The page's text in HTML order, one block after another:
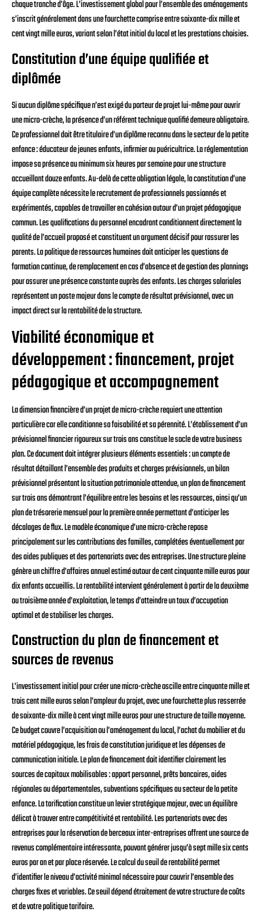
chaque tranche d’âge. L’investissement global pour l’ensemble des aménagements
s’inscrit généralement dans une fourchette comprise entre soixante-dix mille et
cent vingt mille euros, variant selon l’état initial du local et les prestations choisies.
Constitution d’une équipe qualifiée et
diplômée
Si aucun diplôme spécifique n’est exigé du porteur de projet lui-même pour ouvrir
une micro-crèche, la présence d’un référent technique qualifié demeure obligatoire.
Ce professionnel doit être titulaire d’un diplôme reconnu dans le secteur de la petite
enfance : éducateur de jeunes enfants, infirmier ou puéricultrice. La réglementation
impose sa présence au minimum six heures par semaine pour une structure
accueillant douze enfants. Au-delà de cette obligation légale, la constitution d’une
équipe complète nécessite le recrutement de professionnels passionnés et
expérimentés, capables de travailler en cohésion autour d’un projet pédagogique
commun. Les qualifications du personnel encadrant conditionnent directement la
qualité de l’accueil proposé et constituent un argument décisif pour rassurer les
parents. La politique de ressources humaines doit anticiper les questions de
formation continue, de remplacement en cas d’absence et de gestion des plannings
pour assurer une présence constante auprès des enfants. Les charges salariales
représentent un poste majeur dans le compte de résultat prévisionnel, avec un
impact direct sur la rentabilité de la structure.
Viabilité économique et
développement : financement, projet
pédagogique et accompagnement
La dimension financière d’un projet de micro-crèche requiert une attention
particulière car elle conditionne sa faisabilité et sa pérennité. L’établissement d’un
prévisionnel financier rigoureux sur trois ans constitue le socle de votre business
plan. Ce document doit intégrer plusieurs éléments essentiels : un compte de
résultat détaillant l’ensemble des produits et charges prévisionnels, un bilan
prévisionnel présentant la situation patrimoniale attendue, un plan de financement
sur trois ans démontrant l’équilibre entre les besoins et les ressources, ainsi qu’un
plan de trésorerie mensuel pour la première année permettant d’anticiper les
décalages de flux. Le modèle économique d’une micro-crèche repose
principalement sur les contributions des familles, complétées éventuellement par
des aides publiques et des partenariats avec des entreprises. Une structure pleine
génère un chiffre d’affaires annuel estimé autour de cent cinquante mille euros pour
dix enfants accueillis. La rentabilité intervient généralement à partir de la deuxième
ou troisième année d’exploitation, le temps d’atteindre un taux d’occupation
optimal et de stabiliser les charges.
Construction du plan de financement et
sources de revenus
L’investissement initial pour créer une micro-crèche oscille entre cinquante mille et
trois cent mille euros selon l’ampleur du projet, avec une fourchette plus resserrée
de soixante-dix mille à cent vingt mille euros pour une structure de taille moyenne.
Ce budget couvre l’acquisition ou l’aménagement du local, l’achat du mobilier et du
matériel pédagogique, les frais de constitution juridique et les dépenses de
communication initiale. Le plan de financement doit identifier clairement les
sources de capitaux mobilisables : apport personnel, prêts bancaires, aides
régionales ou départementales, subventions spécifiques au secteur de la petite
enfance. La tarification constitue un levier stratégique majeur, avec un équilibre
délicat à trouver entre compétitivité et rentabilité. Les partenariats avec des
entreprises pour la réservation de berceaux inter-entreprises offrent une source de
revenus complémentaire intéressante, pouvant générer jusqu’à sept mille six cents
euros par an et par place réservée. Le calcul du seuil de rentabilité permet
d’identifier le niveau d’activité minimal nécessaire pour couvrir l’ensemble des
charges fixes et variables. Ce seuil dépend étroitement de votre structure de coûts
et de votre politique tarifaire.